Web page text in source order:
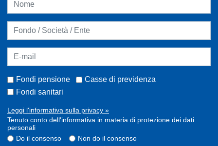
Fondi pensione
Casse di previdenza
Fondi sanitari
Leggi l'informativa sulla privacy »
Tenuto conto dell'informativa in materia di protezione dei dati
personali
Do il consenso
Non do il consenso